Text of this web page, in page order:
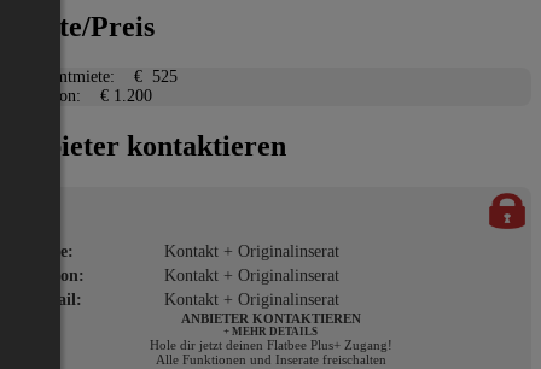
Miete/Preis
Gesamtmiete:
€ 525
Kaution:
€ 1.200
Anbieter kontaktieren
Name:
Kontakt + Originalinserat
Telefon:
Kontakt + Originalinserat
E-Mail:
Kontakt + Originalinserat
ANBIETER KONTAKTIEREN
+ MEHR DETAILS
Hole dir jetzt deinen Flatbee Plus+ Zugang!
Alle Funktionen und Inserate freischalten